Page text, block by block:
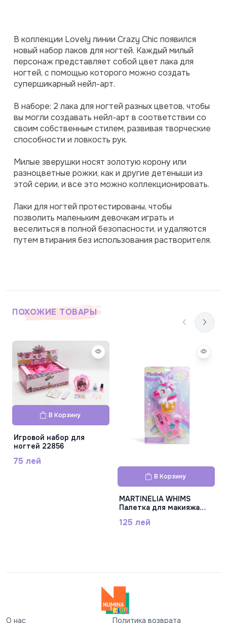
В коллекции Lovely линии Crazy Chic появился
новый набор лаков для ногтей. Каждый милый
персонаж представляет собой цвет лака для
ногтей, с помощью которого можно создать
супершикарный нейл-арт.
В наборе: 2 лака для ногтей разных цветов, чтобы
вы могли создавать нейл-арт в соответствии со
своим собственным стилем, развивая творческие
способности и ловкость рук.
Милые зверушки носят золотую корону или
разноцветные рожки, как и другие детеныши из
этой серии, и все это можно коллекционировать.
Лаки для ногтей протестированы, чтобы
позволить маленьким девочкам играть и
веселиться в полной безопасности, и удаляются
путем втирания без использования растворителя.
ПОХОЖИЕ ТОВАРЫ
В Корзину
Игровой набор для
ногтей 22856
75 лей
В Корзину
MARTINELIA WHIMS
Палетка для макияжа
125 лей
О нас Политика возврата